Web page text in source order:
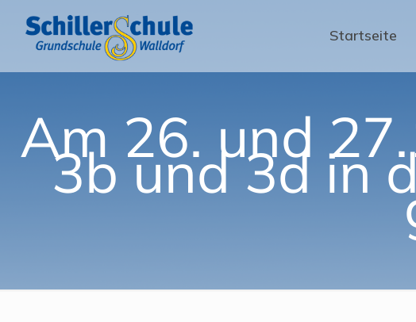
Startseite
Am 26. und
3b und 3d in